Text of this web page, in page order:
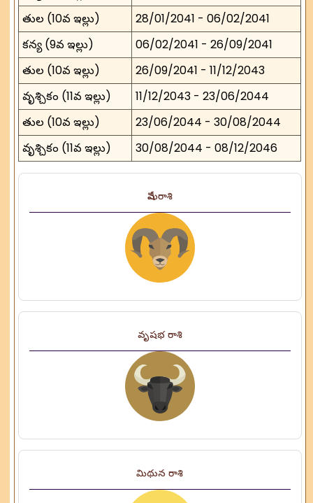
తుల (10వ ఇల్లు)
28/01/2041 - 06/02/2041
కన్య (9వ ఇల్లు)
06/02/2041 - 26/09/2041
తుల (10వ ఇల్లు)
26/09/2041 - 11/12/2043
వృశ్చికం (11వ ఇల్లు)
11/12/2043 - 23/06/2044
తుల (10వ ఇల్లు)
23/06/2044 - 30/08/2044
వృశ్చికం (11వ ఇల్లు)
30/08/2044 - 08/12/2046
మేష రాశి
వృషభ రాశి
మిథున రాశి